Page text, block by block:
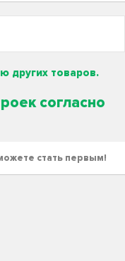
других товаров.
согласно
стать первым!